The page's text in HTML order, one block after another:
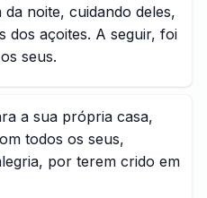
noite, cuidando deles,
dos açoites. A seguir, foi
seus.
a sua própria casa,
todos os seus,
por terem crido em